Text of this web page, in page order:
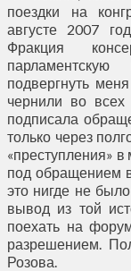
поездки на
августе 2007
Фракция
подвергнуть
чернили во
подписала
только через
«преступления»
под обращением
это нигде не
вывод из той
поехать на
разрешением.
Розова.